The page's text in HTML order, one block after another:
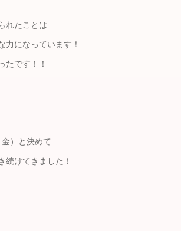
れたことは
力になっています！
たです！！
）と決めて
続けてきました！